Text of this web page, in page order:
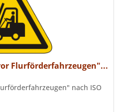
Flurförderfahrzeugen"...
nach ISO